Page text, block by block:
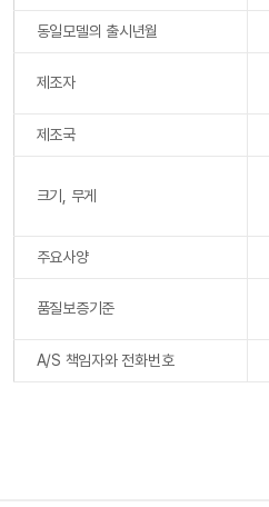
동일모델의 출시년월
제조자
제조국
크기, 무게
주요사양
품질보증기준
A/S 책임자와 전화번호